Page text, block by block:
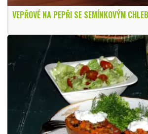
VEPŘOVÉ NA PEPŘI SE SEMÍNKOVÝM